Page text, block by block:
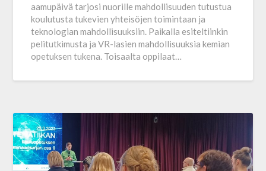
aamupäivä tarjosi nuorille mahdollisuuden tutustua
koulutusta tukevien yhteisöjen toimintaan ja
teknologian mahdollisuuksiin. Paikalla esiteltiinkin
pelitutkimusta ja VR-lasien mahdollisuuksia kemian
opetuksen tukena. Toisaalta oppilaat…